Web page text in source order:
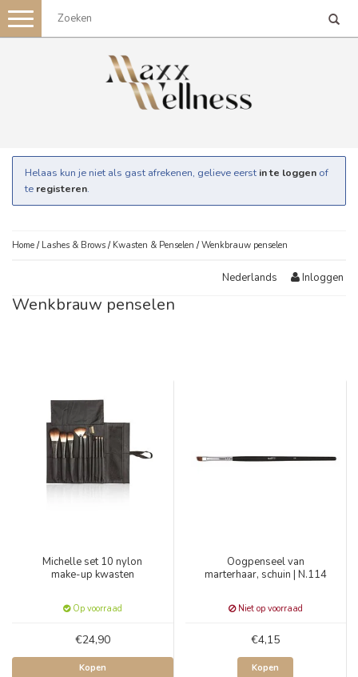
Toggle
navigation
Helaas kun je niet als gast afrekenen, gelieve eerst in te loggen of
te registeren.
Home / Lashes & Brows / Kwasten & Penselen /Wenkbrauw penselen
Nederlands Inloggen
Wenkbrauw penselen
Michelle set 10 nylon
make-up kwasten
Op voorraad
€24,90
Kopen
Oogpenseel van
marterhaar, schuin | N.114
Niet op voorraad
€4,15
Kopen